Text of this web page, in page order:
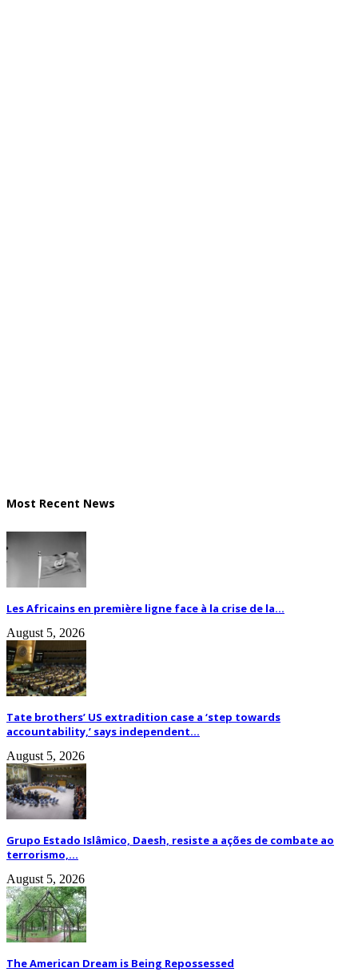
Most Recent News
Les Africains en première ligne face à la crise de la...
August 5, 2026
Tate brothers’ US extradition case a ‘step towards
accountability,’ says independent...
August 5, 2026
Grupo Estado Islâmico, Daesh, resiste a ações de combate ao
terrorismo,...
August 5, 2026
The American Dream is Being Repossessed